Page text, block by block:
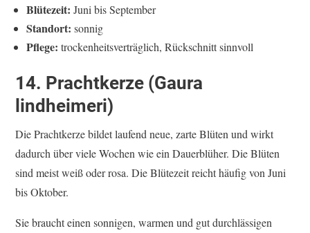
Blütezeit: Juni bis September
Standort: sonnig
Pflege: trockenheitsverträglich, Rückschnitt sinnvoll
14. Prachtkerze (Gaura
lindheimeri)
Die Prachtkerze bildet laufend neue, zarte Blüten und wirkt
dadurch über viele Wochen wie ein Dauerblüher. Die Blüten
sind meist weiß oder rosa. Die Blütezeit reicht häufig von Juni
bis Oktober.
Sie braucht einen sonnigen, warmen und gut durchlässigen